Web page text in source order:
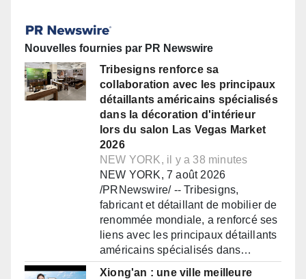
Nouvelles fournies par PR Newswire
Tribesigns renforce sa
collaboration avec les principaux
détaillants américains spécialisés
dans la décoration d'intérieur
lors du salon Las Vegas Market
2026
NEW YORK, il y a 38 minutes
NEW YORK, 7 août 2026
/PRNewswire/ -- Tribesigns,
fabricant et détaillant de mobilier de
renommée mondiale, a renforcé ses
liens avec les principaux détaillants
américains spécialisés dans…
Xiong'an : une ville meilleure